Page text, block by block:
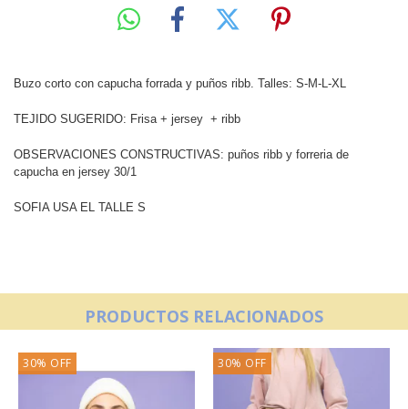
Buzo corto con capucha forrada y puños ribb. Talles: S-M-L-XL
TEJIDO SUGERIDO: Frisa + jersey + ribb
OBSERVACIONES CONSTRUCTIVAS: puños ribb y forreria de
capucha en jersey 30/1
SOFIA USA EL TALLE S
PRODUCTOS RELACIONADOS
30% OFF 30% OFF